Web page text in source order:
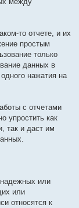
то отчете, и их
простым
только
данных в
нажатия на
с отчетами
упростить как
так и даст им
или
или
относятся к